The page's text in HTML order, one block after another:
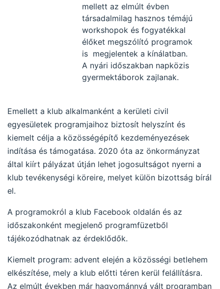
mellett az elmúlt évben
társadalmilag hasznos témájú
workshopok és fogyatékkal
élőket megszólító programok
is megjelentek a kínálatban.
A nyári időszakban napközis
gyermektáborok zajlanak.
Emellett a klub alkalmanként a kerületi civil
egyesületek programjaihoz biztosít helyszínt és
kiemelt célja a közösségépítő kezdeményezések
indítása és támogatása. 2020 óta az önkormányzat
által kiírt pályázat útján lehet jogosultságot nyerni a
klub tevékenységi köreire, melyet külön bizottság bírál
el.
A programokról a klub Facebook oldalán és az
időszakonként megjelenő programfüzetből
tájékozódhatnak az érdeklődők.
Kiemelt program: advent elején a közösségi betlehem
elkészítése, mely a klub előtti téren kerül felállításra.
Az elmúlt években már hagyománnyá vált programban